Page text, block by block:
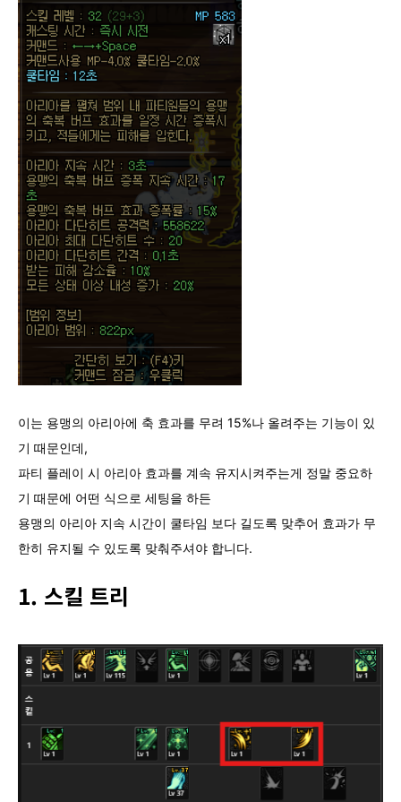
이는 용맹의 아리아에 축 효과를 무려 15%나 올려주는 기능이 있
기 때문인데,
파티 플레이 시 아리아 효과를 계속 유지시켜주는게 정말 중요하
기 때문에 어떤 식으로 세팅을 하든
용맹의 아리아 지속 시간이 쿨타임 보다 길도록 맞추어 효과가 무
한히 유지될 수 있도록 맞춰주셔야 합니다.
1. 스킬 트리